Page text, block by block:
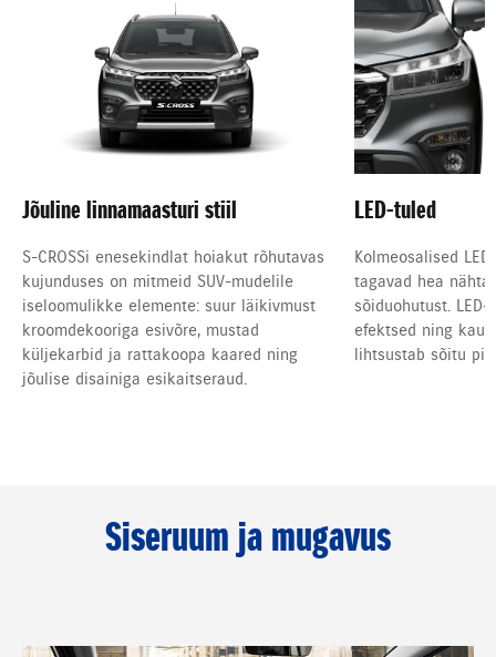
Jõuline linnamaasturi stiil
S-CROSSi enesekindlat hoiakut rõhutavas
kujunduses on mitmeid SUV-mudelile
iseloomulikke elemente: suur läikivmust
kroomdekooriga esivõre, mustad
küljekarbid ja rattakoopa kaared ning
jõulise disainiga esikaitseraud.
LED-tuled
Kolmeosalised
tagavad hea
sõiduohutust.
efektsed ning
lihtsustab sõitu
Siseruum ja mugavus